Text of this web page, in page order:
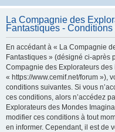
La Compagnie des
Fantastiques - Conditions
En accédant à « La Compagnie
Fantastiques » (désigné ci-après
Compagnie des Explorateurs
« https://www.cemif.net/forum »),
conditions suivantes. Si vous
ces conditions, alors n’accédez
Explorateurs des Mondes
modifier ces conditions à tout
en informer. Cependant, il est de